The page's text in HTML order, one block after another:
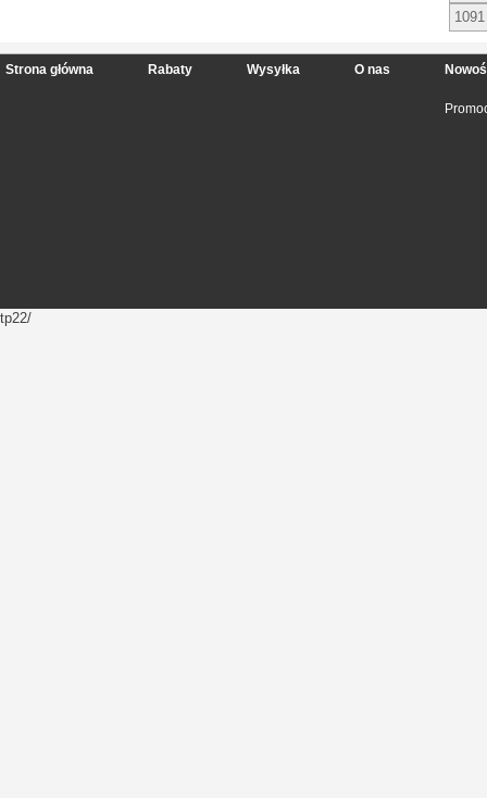
1091
Strona główna Rabaty Wysyłka O nas
tp22/